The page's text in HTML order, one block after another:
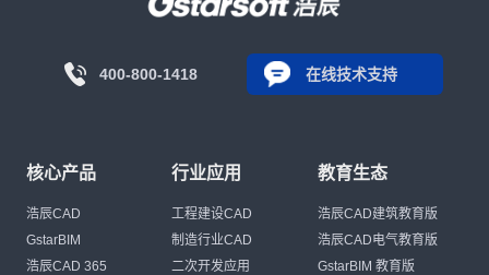
400-800-1418 在线技术支持
核心产品
浩辰CAD
GstarBIM
浩辰CAD 365
行业应用
工程建设CAD
制造行业CAD
二次开发应用
教育生态
浩辰CAD建筑教育版
浩辰CAD电气教育版
GstarBIM 教育版